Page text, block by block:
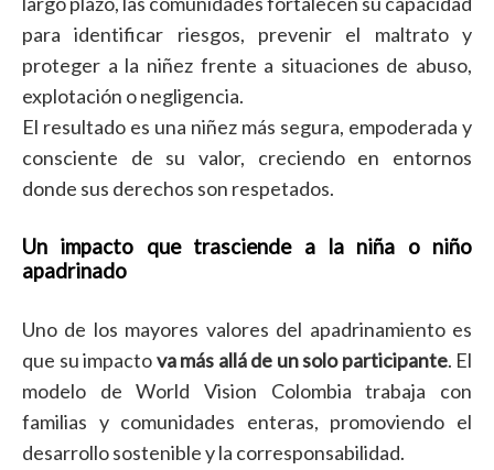
para identificar riesgos, prevenir el maltrato y
proteger a la niñez frente a situaciones de abuso,
explotación o negligencia.
El resultado es una niñez más segura, empoderada y
consciente de su valor, creciendo en entornos
donde sus derechos son respetados.
Un impacto que trasciende a la niña o niño
apadrinado
Uno de los mayores valores del apadrinamiento es
que su impactova más allá de un solo participante. El
modelo de World Vision Colombia trabaja con
familias y comunidades enteras, promoviendo el
desarrollo sostenible y la corresponsabilidad.